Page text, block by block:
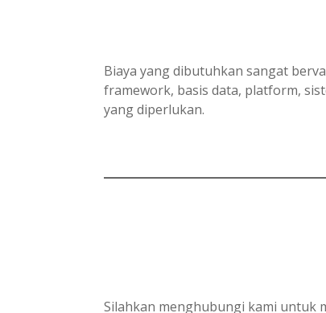
Biaya yang dibutuhkan sangat
framework, basis data, platform,
yang diperlukan.
Silahkan menghubungi kami untuk